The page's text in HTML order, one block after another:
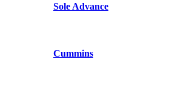
Sole Advance
Cummins